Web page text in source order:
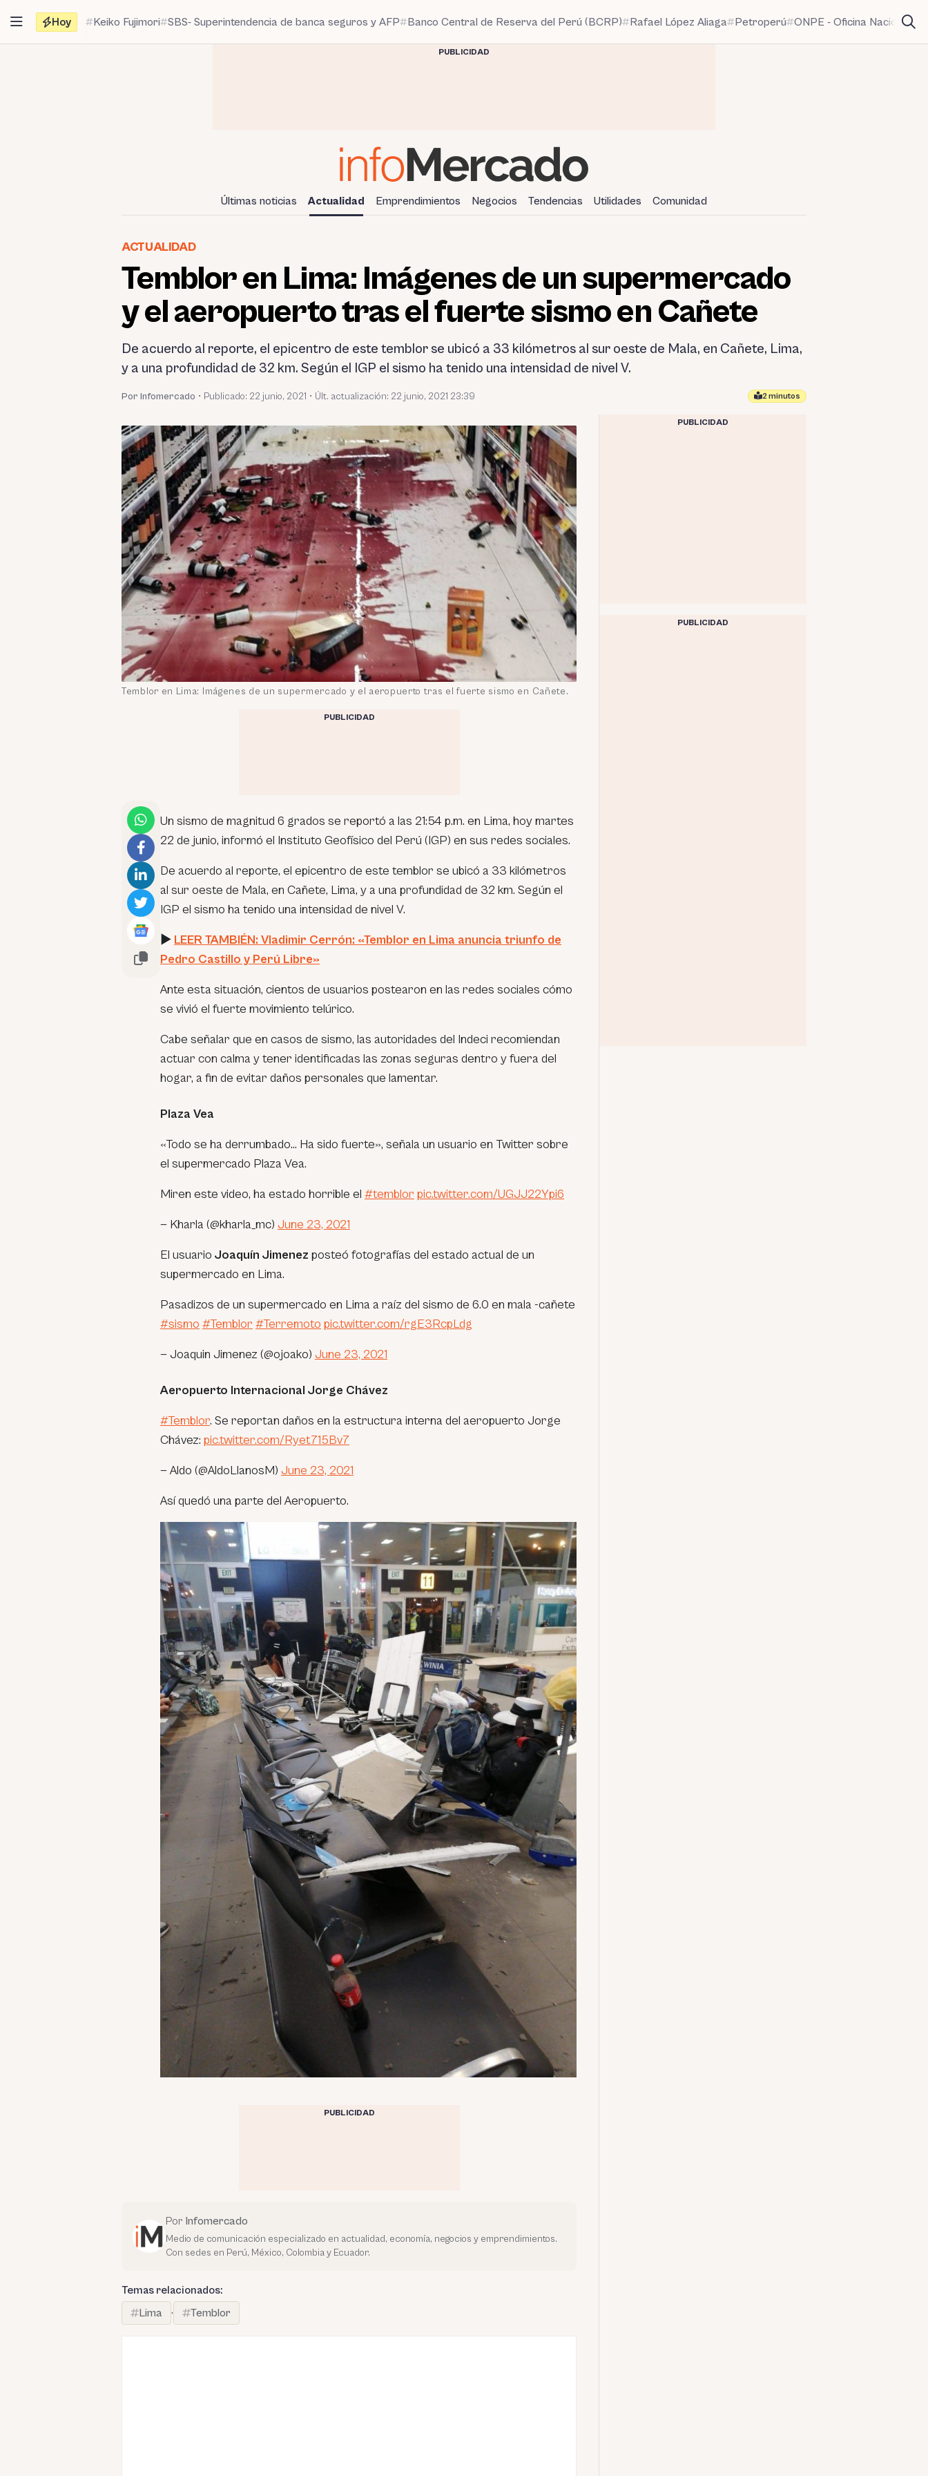
contenido
Hoy Keiko Fujimori SBS- Superintendencia de banca seguros y AFP Banco Central de Reserva del Perú (BCRP) Rafael López Aliaga Petroperú ONPE - Oficina Nacional
PUBLICIDAD
Últimas noticias Actualidad Emprendimientos Negocios Tendencias Utilidades Comunidad
ACTUALIDAD
Temblor en Lima: Imágenes de un supermercado
y el aeropuerto tras el fuerte sismo en Cañete
De acuerdo al reporte, el epicentro de este temblor se ubicó a 33 kilómetros al sur oeste de Mala, en Cañete, Lima,
y a una profundidad de 32 km. Según el IGP el sismo ha tenido una intensidad de nivel V.
Por Infomercado • Publicado: 22 junio, 2021 • Últ. actualización: 22 junio, 2021 23:39 2 minutos
Temblor en Lima: Imágenes de un supermercado y el aeropuerto tras el fuerte sismo en Cañete.
PUBLICIDAD
Un sismo de magnitud 6 grados se reportó a las 21:54 p.m. en Lima, hoy martes
22 de junio, informó el Instituto Geofísico del Perú (IGP) en sus redes sociales.
De acuerdo al reporte, el epicentro de este temblor se ubicó a 33 kilómetros
al sur oeste de Mala, en Cañete, Lima, y a una profundidad de 32 km. Según el
IGP el sismo ha tenido una intensidad de nivel V.
► LEER TAMBIÉN: Vladimir Cerrón: «Temblor en Lima anuncia triunfo de
Pedro Castillo y Perú Libre»
Ante esta situación, cientos de usuarios postearon en las redes sociales cómo
se vivió el fuerte movimiento telúrico.
Cabe señalar que en casos de sismo, las autoridades del Indeci recomiendan
actuar con calma y tener identificadas las zonas seguras dentro y fuera del
hogar, a fin de evitar daños personales que lamentar.
Plaza Vea
«Todo se ha derrumbado… Ha sido fuerte», señala un usuario en Twitter sobre
el supermercado Plaza Vea.
Miren este video, ha estado horrible el #temblor pic.twitter.com/UGJJ22Ypi6
— Kharla (@kharla_mc) June 23, 2021
El usuario Joaquín Jimenez posteó fotografías del estado actual de un
supermercado en Lima.
Pasadizos de un supermercado en Lima a raíz del sismo de 6.0 en mala -cañete
#sismo #Temblor #Terremoto pic.twitter.com/rgE3RcpLdg
— Joaquin Jimenez (@ojoako) June 23, 2021
Aeropuerto Internacional Jorge Chávez
#Temblor. Se reportan daños en la estructura interna del aeropuerto Jorge
Chávez: pic.twitter.com/Ryet715Bv7
— Aldo (@AldoLlanosM) June 23, 2021
Así quedó una parte del Aeropuerto.
PUBLICIDAD
Por Infomercado
Medio de comunicación especializado en actualidad, economía, negocios y emprendimientos.
Con sedes en Perú, México, Colombia y Ecuador.
Temas relacionados:
Lima
· Temblor
PUBLICIDAD
PUBLICIDAD